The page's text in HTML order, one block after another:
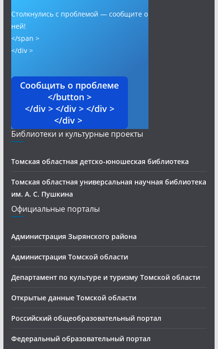
Столкнулись с проблемой — сообщите о
ней!
</span >
</div >
Сообщить о проблеме
</button >
</div > </div > </div >
</div >
Библиотеки и культурные проекты
Томская областная детско-юношеская библиотека
Томская областная универсальная научная библиотека
им. А. С. Пушкина
Официальные порталы
Администрация Зырянского района
Администрация Томской области
Департамент по культуре и туризму Томской области
Открытые данные Томской области
Российский общеобразовательный портал
Федеральный образовательный портал